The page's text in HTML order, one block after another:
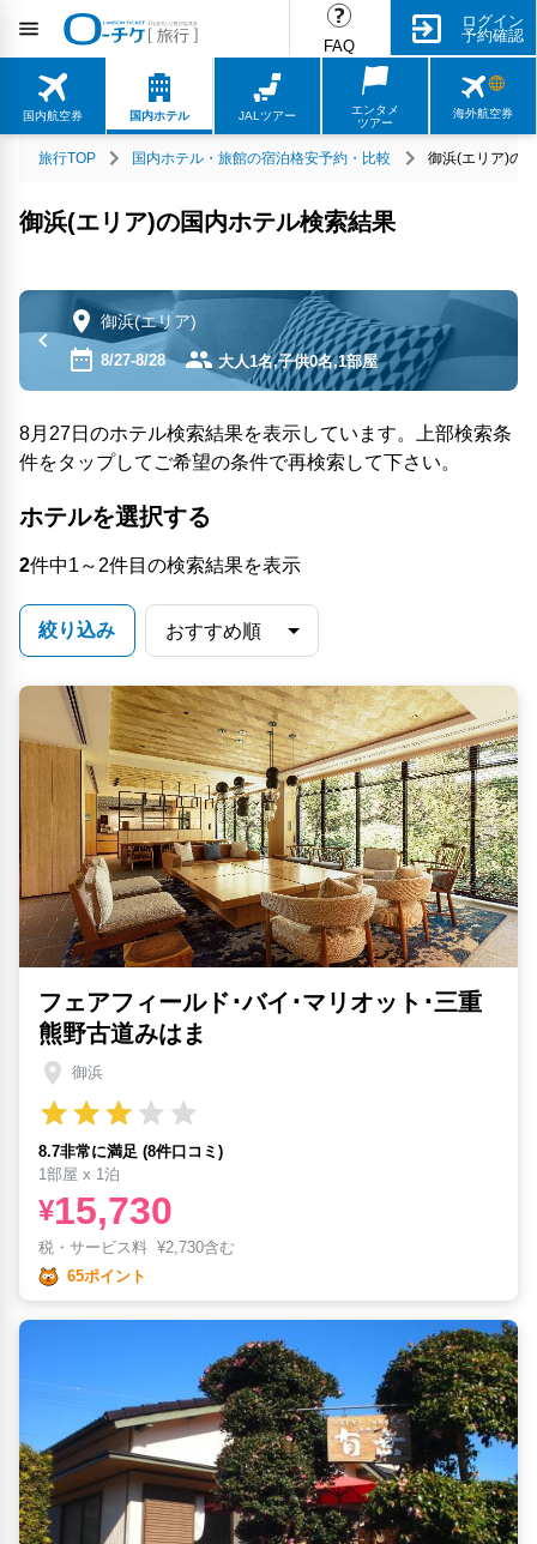
FAQ
ログイン
予約確認
国内航空券 国内ホテル JALツアー
エンタメ
ツアー
海外航空券
旅行TOP 国内ホテル・旅館の宿泊格安予約・比較 御浜(エリア)の
御浜(エリア)の国内ホテル検索結果
御浜(エリア)
8/27-8/28 大人1名,子供0名,1部屋
8月27日のホテル検索結果を表示しています。上部検索条
件をタップしてご希望の条件で再検索して下さい。
ホテルを選択する
2件中1～2件目の検索結果を表示
絞り込み
フェアフィールド･バイ･マリオット･三重
熊野古道みはま
御浜
8.7非常に満足 (8件口コミ)
1部屋 x 1泊
¥15,730
税・サービス料 ¥2,730含む
65ポイント